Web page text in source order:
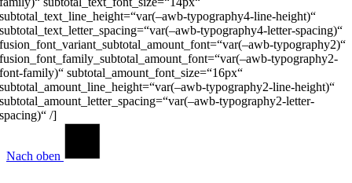
subtotal_text_line_height=“var(–awb-typography4-line-height)“
subtotal_text_letter_spacing=“var(–awb-typography4-letter-spacing)“
fusion_font_variant_subtotal_amount_font=“var(–awb-typography2)“
fusion_font_family_subtotal_amount_font=“var(–awb-typography2-
font-family)“ subtotal_amount_font_size=“16px“
subtotal_amount_line_height=“var(–awb-typography2-line-height)“
subtotal_amount_letter_spacing=“var(–awb-typography2-letter-
spacing)“ /]
Nach oben